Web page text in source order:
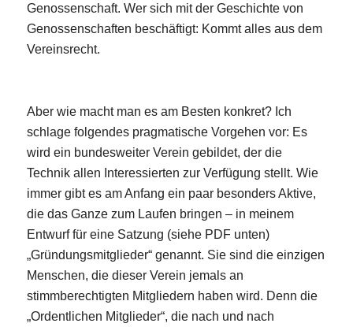
Genossenschaft. Wer sich mit der Geschichte von
Genossenschaften beschäftigt: Kommt alles aus dem
Vereinsrecht.
Aber wie macht man es am Besten konkret? Ich
schlage folgendes pragmatische Vorgehen vor: Es
wird ein bundesweiter Verein gebildet, der die
Technik allen Interessierten zur Verfügung stellt. Wie
immer gibt es am Anfang ein paar besonders Aktive,
die das Ganze zum Laufen bringen – in meinem
Entwurf für eine Satzung (siehe PDF unten)
„Gründungsmitglieder“ genannt. Sie sind die einzigen
Menschen, die dieser Verein jemals an
stimmberechtigten Mitgliedern haben wird. Denn die
„Ordentlichen Mitglieder“, die nach und nach